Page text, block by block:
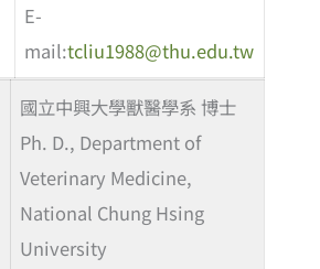
E-
mail:tcliu1988@thu.edu.tw
國立中興大學獸醫學系 博士
Ph. D., Department of
Veterinary Medicine,
National Chung Hsing
University